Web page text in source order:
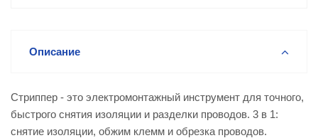
Описание
Стриппер - это электромонтажный инструмент для точного,
быстрого снятия изоляции и разделки проводов. 3 в 1:
снятие изоляции, обжим клемм и обрезка проводов.